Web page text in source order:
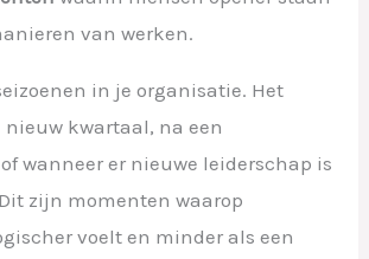
van werken.
in je organisatie. Het
kwartaal, na een
wanneer er nieuwe leiderschap is
zijn momenten waarop
voelt en minder als een